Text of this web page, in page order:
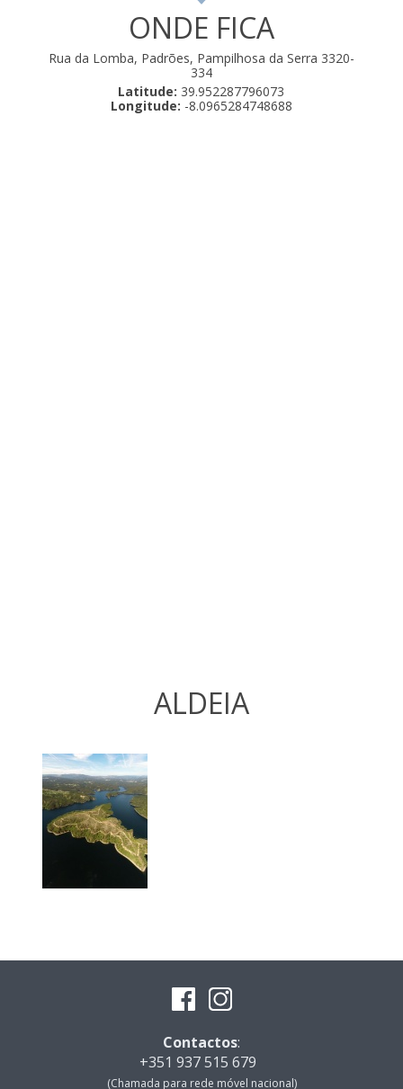
ONDE FICA
Rua da Lomba, Padrões, Pampilhosa da Serra 3320-
334
Latitude: 39.952287796073
Longitude: -8.0965284748688
ALDEIA
Contactos:
+351 937 515 679
(Chamada para rede móvel nacional)